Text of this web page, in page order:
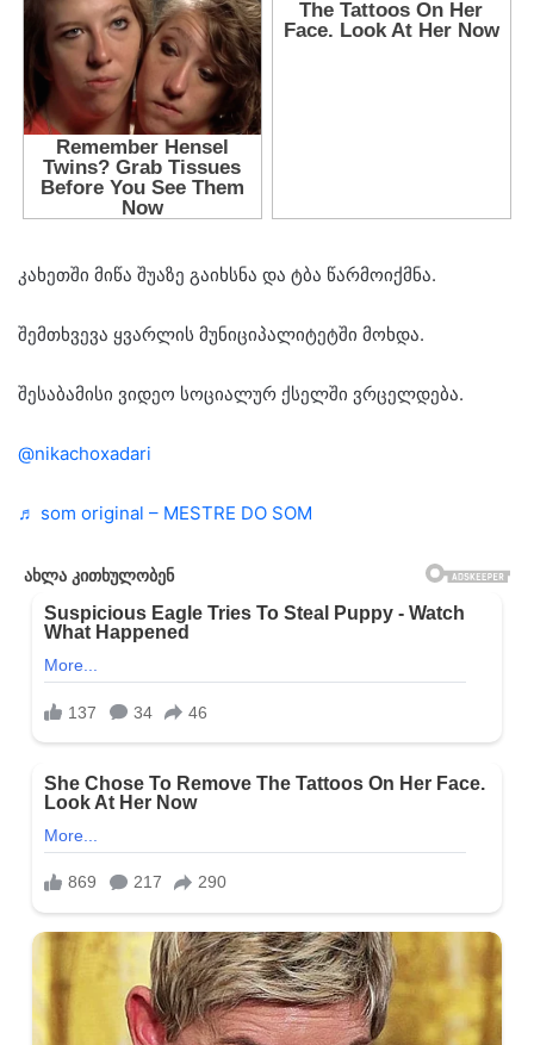
კახეთში მიწა შუაზე გაიხსნა და ტბა წარმოიქმნა.
შემთხვევა ყვარლის მუნიციპალიტეტში მოხდა.
შესაბამისი ვიდეო სოციალურ ქსელში ვრცელდება.
@nikachoxadari
♬ som original – MESTRE DO SOM